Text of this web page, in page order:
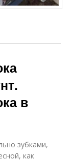
в
зубками,
как